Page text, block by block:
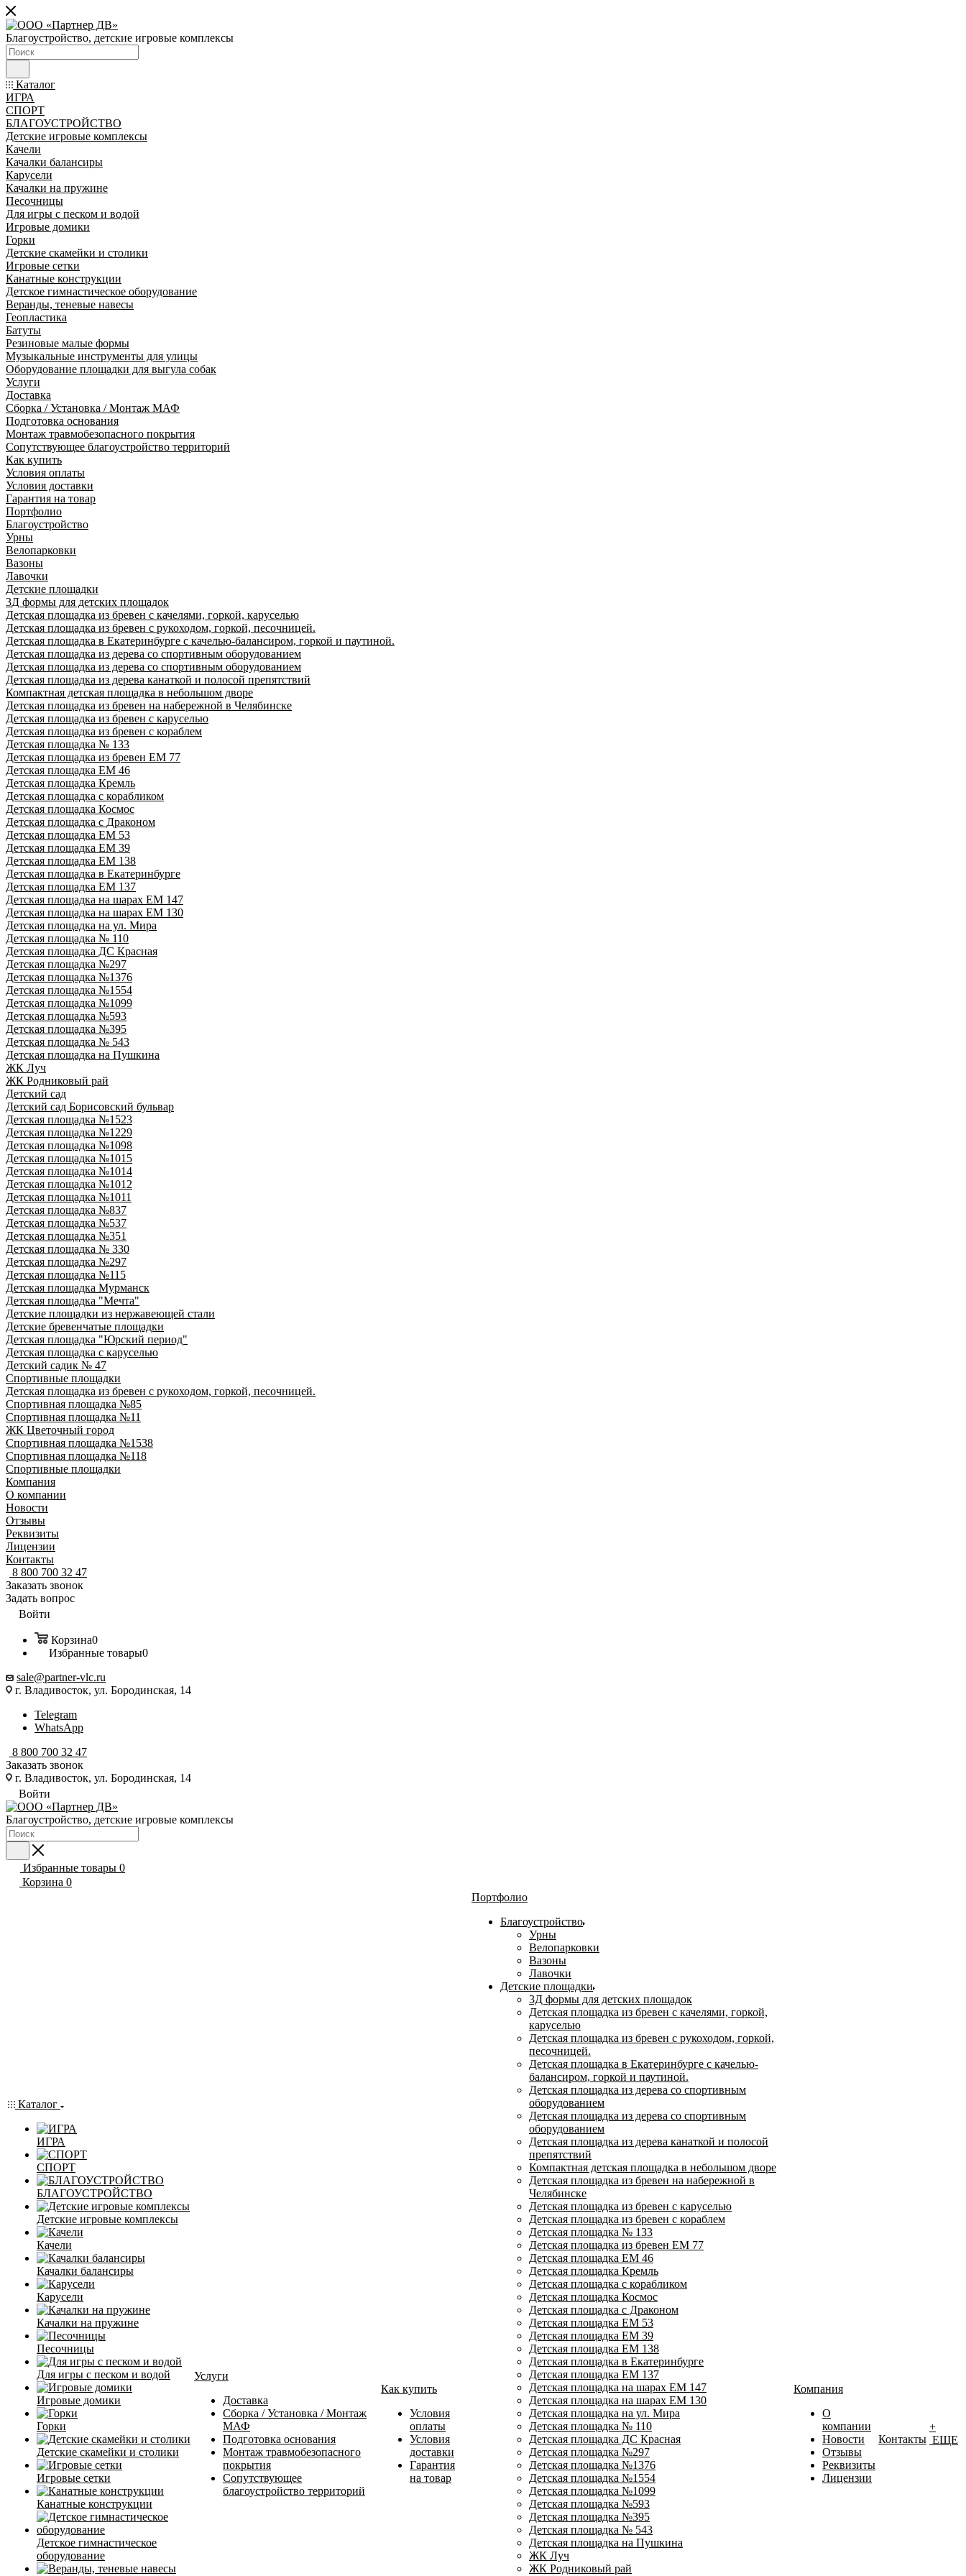
Благоустройство, детские игровые комплексы
Каталог
ИГРА
СПОРТ
БЛАГОУСТРОЙСТВО
Детские игровые комплексы
Качели
Качалки балансиры
Карусели
Качалки на пружине
Песочницы
Для игры с песком и водой
Игровые домики
Горки
Детские скамейки и столики
Игровые сетки
Канатные конструкции
Детское гимнастическое оборудование
Веранды, теневые навесы
Геопластика
Батуты
Резиновые малые формы
Музыкальные инструменты для улицы
Оборудование площадки для выгула собак
Услуги
Доставка
Сборка / Установка / Монтаж МАФ
Подготовка основания
Монтаж травмобезопасного покрытия
Сопутствующее благоустройство территорий
Как купить
Условия оплаты
Условия доставки
Гарантия на товар
Портфолио
Благоустройство
Урны
Велопарковки
Вазоны
Лавочки
Детские площадки
3Д формы для детских площадок
Детская площадка из бревен с качелями, горкой, каруселью
Детская площадка из бревен с рукоходом, горкой, песочницей.
Детская площадка в Екатеринбурге с качелью-балансиром, горкой и паутиной.
Детская площадка из дерева со спортивным оборудованием
Детская площадка из дерева со спортивным оборудованием
Детская площадка из дерева канаткой и полосой препятствий
Компактная детская площадка в небольшом дворе
Детская площадка из бревен на набережной в Челябинске
Детская площадка из бревен с каруселью
Детская площадка из бревен с кораблем
Детская площадка № 133
Детская площадка из бревен ЕМ 77
Детская площадка ЕМ 46
Детская площадка Кремль
Детская площадка с корабликом
Детская площадка Космос
Детская площадка с Драконом
Детская площадка ЕМ 53
Детская площадка ЕМ 39
Детская площадка ЕМ 138
Детская площадка в Екатеринбурге
Детская площадка ЕМ 137
Детская площадка на шарах ЕМ 147
Детская площадка на шарах ЕМ 130
Детская площадка на ул. Мира
Детская площадка № 110
Детская площадка ДС Красная
Детская площадка №297
Детская площадка №1376
Детская площадка №1554
Детская площадка №1099
Детская площадка №593
Детская площадка №395
Детская площадка № 543
Детская площадка на Пушкина
ЖК Луч
ЖК Родниковый рай
Детский сад
Детский сад Борисовский бульвар
Детская площадка №1523
Детская площадка №1229
Детская площадка №1098
Детская площадка №1015
Детская площадка №1014
Детская площадка №1012
Детская площадка №1011
Детская площадка №837
Детская площадка №537
Детская площадка №351
Детская площадка № 330
Детская площадка №297
Детская площадка №115
Детская площадка Мурманск
Детская площадка "Мечта"
Детские площадки из нержавеющей стали
Детские бревенчатые площадки
Детская площадка "Юрский период"
Детская площадка с каруселью
Детский садик № 47
Спортивные площадки
Детская площадка из бревен с рукоходом, горкой, песочницей.
Спортивная площадка №85
Спортивная площадка №11
ЖК Цветочный город
Спортивная площадка №1538
Спортивная площадка №118
Спортивные площадки
Компания
О компании
Новости
Отзывы
Реквизиты
Лицензии
Контакты
8 800 700 32 47
Заказать звонок
Задать вопрос
Войти
Корзина0
Избранные товары0
sale@partner-vlc.ru
г. Владивосток, ул. Бородинская, 14
Telegram
WhatsApp
8 800 700 32 47
Заказать звонок
г. Владивосток, ул. Бородинская, 14
Войти
Благоустройство, детские игровые комплексы
Избранные товары 0
Корзина 0
Каталог
ИГРА
СПОРТ
БЛАГОУСТРОЙСТВО
Детские игровые комплексы
Качели
Качалки балансиры
Карусели
Качалки на пружине
Песочницы
Для игры с песком и водой
Игровые домики
Горки
Детские скамейки и столики
Игровые сетки
Канатные конструкции
Детское гимнастическое
оборудование
Услуги
Доставка
Сборка / Установка / Монтаж
МАФ
Подготовка основания
Монтаж травмобезопасного
покрытия
Сопутствующее
благоустройство территорий
Как купить
Условия
оплаты
Условия
доставки
Гарантия
на товар
Портфолио
Благоустройство
Урны
Велопарковки
Вазоны
Лавочки
Детские площадки
3Д формы для детских площадок
Детская площадка из бревен с качелями, горкой,
каруселью
Детская площадка из бревен с рукоходом, горкой,
песочницей.
Детская площадка в Екатеринбурге с качелью-
балансиром, горкой и паутиной.
Детская площадка из дерева со спортивным
оборудованием
Детская площадка из дерева со спортивным
оборудованием
Детская площадка из дерева канаткой и полосой
препятствий
Компактная детская площадка в небольшом дворе
Детская площадка из бревен на набережной в
Челябинске
Детская площадка из бревен с каруселью
Детская площадка из бревен с кораблем
Детская площадка № 133
Детская площадка из бревен ЕМ 77
Детская площадка ЕМ 46
Детская площадка Кремль
Детская площадка с корабликом
Детская площадка Космос
Детская площадка с Драконом
Детская площадка ЕМ 53
Детская площадка ЕМ 39
Детская площадка ЕМ 138
Детская площадка в Екатеринбурге
Детская площадка ЕМ 137
Детская площадка на шарах ЕМ 147
Детская площадка на шарах ЕМ 130
Детская площадка на ул. Мира
Детская площадка № 110
Детская площадка ДС Красная
Детская площадка №297
Детская площадка №1376
Детская площадка №1554
Детская площадка №1099
Детская площадка №593
Детская площадка №395
Детская площадка № 543
Детская площадка на Пушкина
ЖК Луч
ЖК Родниковый рай
Компания
О
компании
Новости
Отзывы
Реквизиты
Лицензии
Контакты
+
ЕЩЕ